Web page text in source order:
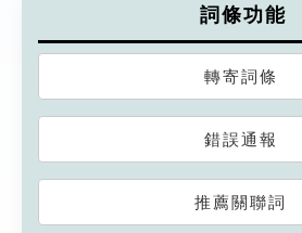
詞條功能
轉寄詞條
錯誤通報
推薦關聯詞